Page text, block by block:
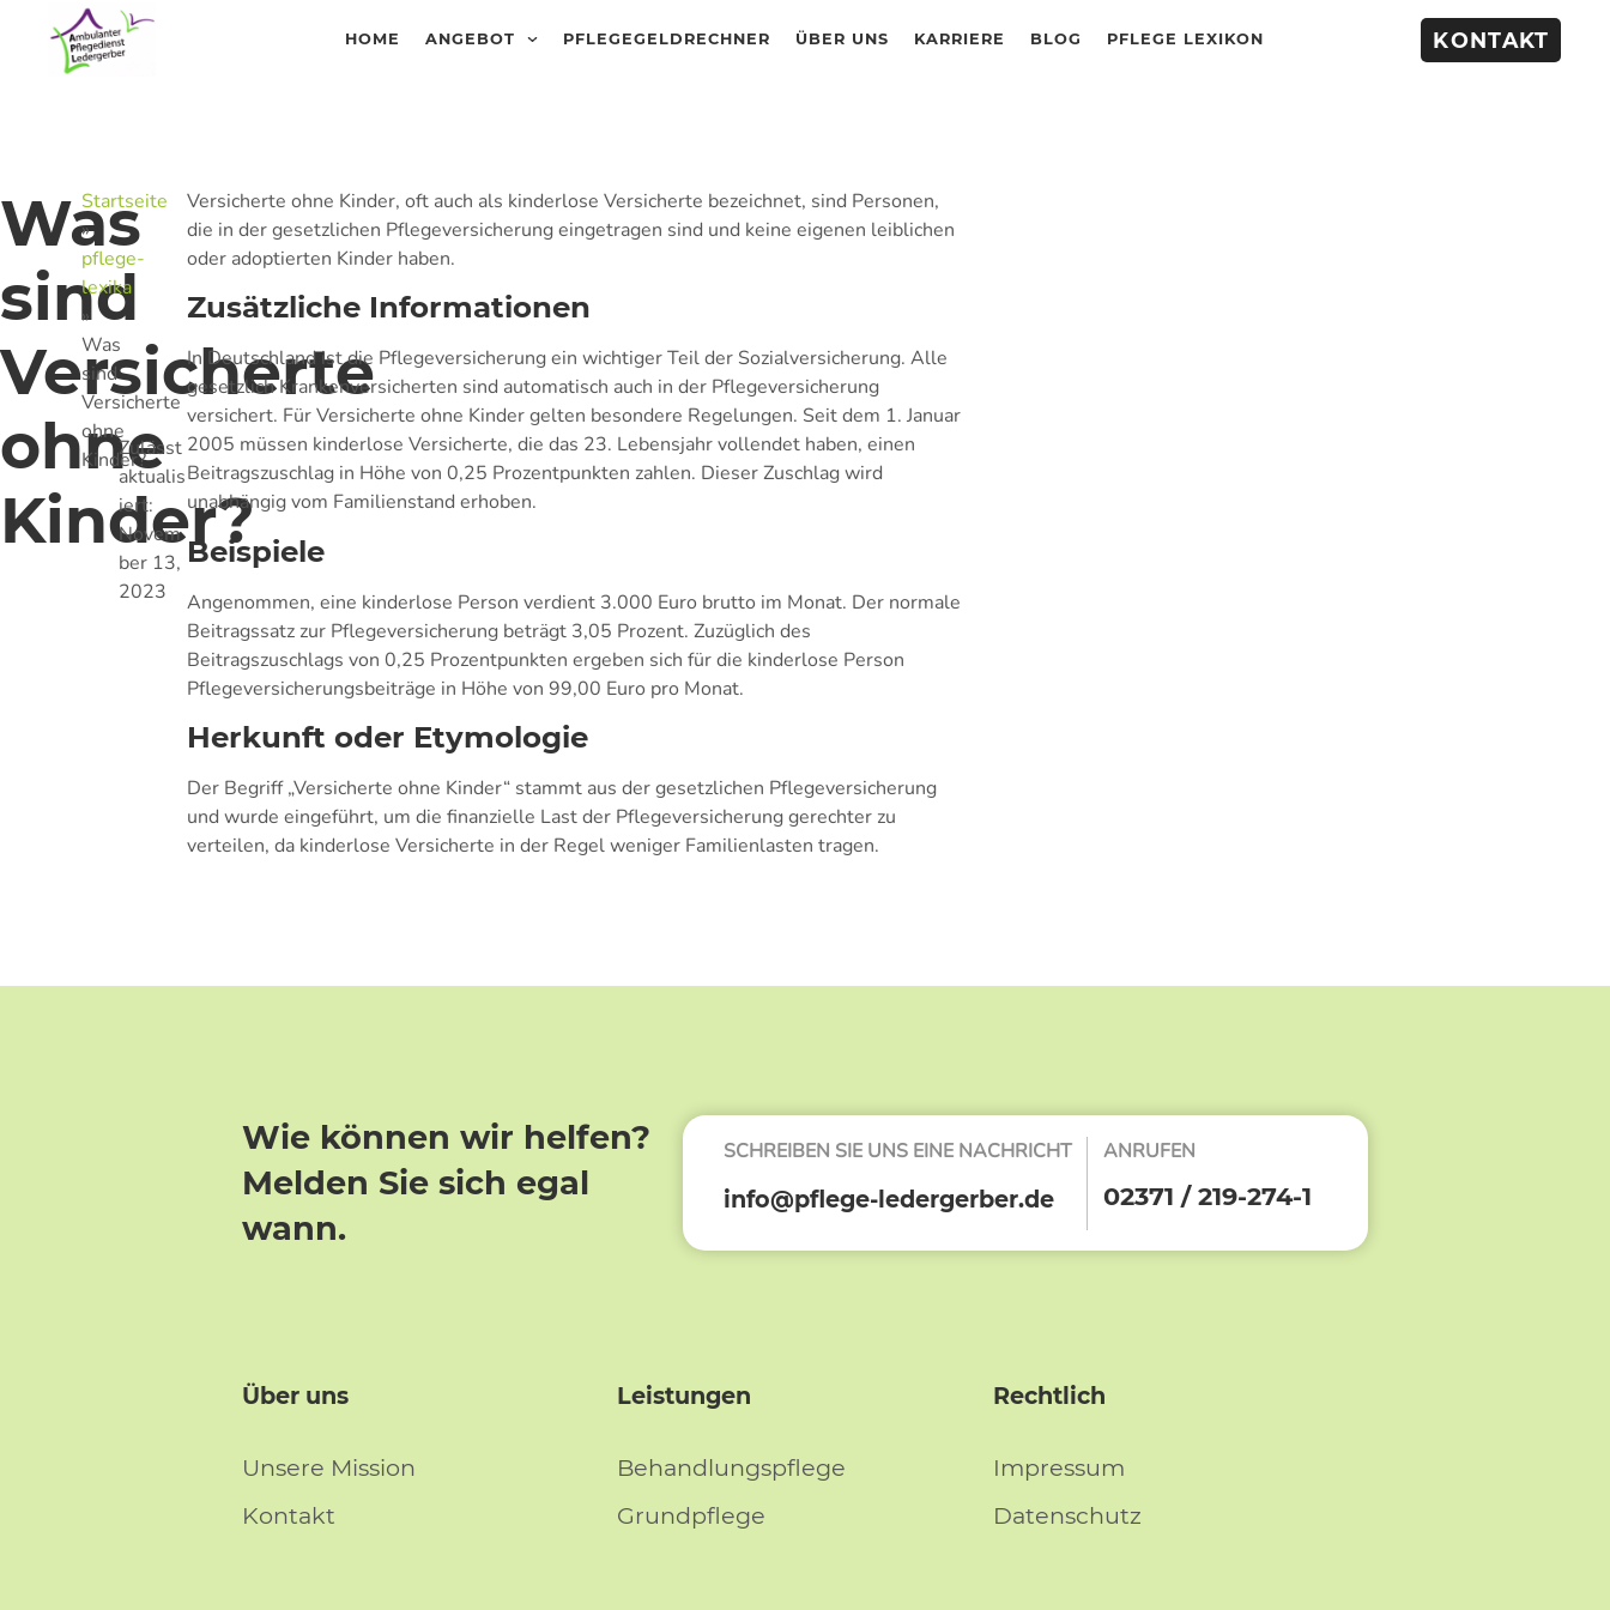
HOME ANGEBOT PFLEGEGELDRECHNER ÜBER UNS KARRIERE BLOG PFLEGE LEXIKON KONTAKT
Was
sind
Versicherte
ohne
Kinder?
Startseite
»
pflege-
lexika
»
Was
sind
Versicherte
ohne
Kinder?Zulässt
aktualis
iert:
Novem
ber 13,
2023
Versicherte ohne Kinder, oft auch als kinderlose Versicherte bezeichnet, sind Personen,
die in der gesetzlichen Pflegeversicherung eingetragen sind und keine eigenen leiblichen
oder adoptierten Kinder haben.
Zusätzliche Informationen
In Deutschland ist die Pflegeversicherung ein wichtiger Teil der Sozialversicherung. Alle
gesetzlich Krankenversicherten sind automatisch auch in der Pflegeversicherung
versichert. Für Versicherte ohne Kinder gelten besondere Regelungen. Seit dem 1. Januar
2005 müssen kinderlose Versicherte, die das 23. Lebensjahr vollendet haben, einen
Beitragszuschlag in Höhe von 0,25 Prozentpunkten zahlen. Dieser Zuschlag wird
unabhängig vom Familienstand erhoben.
Beispiele
Angenommen, eine kinderlose Person verdient 3.000 Euro brutto im Monat. Der normale
Beitragssatz zur Pflegeversicherung beträgt 3,05 Prozent. Zuzüglich des
Beitragszuschlags von 0,25 Prozentpunkten ergeben sich für die kinderlose Person
Pflegeversicherungsbeiträge in Höhe von 99,00 Euro pro Monat.
Herkunft oder Etymologie
Der Begriff „Versicherte ohne Kinder“ stammt aus der gesetzlichen Pflegeversicherung
und wurde eingeführt, um die finanzielle Last der Pflegeversicherung gerechter zu
verteilen, da kinderlose Versicherte in der Regel weniger Familienlasten tragen.
Wie können wir helfen?
Melden Sie sich egal
wann.
SCHREIBEN SIE UNS EINE NACHRICHT
info@pflege-ledergerber.de
ANRUFEN
02371 / 219-274-1
Über uns
Unsere Mission
Kontakt
Leistungen
Behandlungspflege
Grundpflege
Rechtlich
Impressum
Datenschutz